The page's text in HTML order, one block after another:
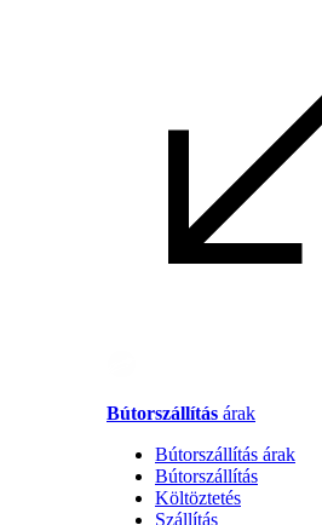
Bútorszállítás árak
Bútorszállítás árak
Bútorszállítás
Költöztetés
Szállítás